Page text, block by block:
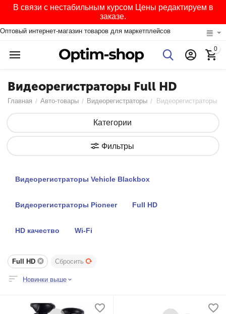
В связи с нестабильным курсом Цены редактируем в
заказе.
Оптовый интернет-магазин товаров для маркетплейсов
0
Видеорегистраторы Full HD
Главная / Авто-товары / Видеорегистраторы / Видеорегистраторы
Категории
Фильтры
Видеорегистраторы Vehicle Blackbox
Видеорегистраторы Pioneer Full HD
HD качество Wi-Fi
Full HD Сбросить
Новинки выше